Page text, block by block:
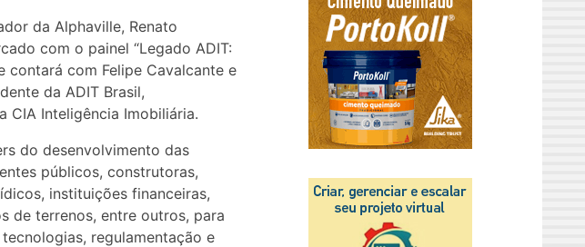
da Alphaville, Renato
com o painel “Legado ADIT:
contará com Felipe Cavalcante e
da ADIT Brasil,
CIA Inteligência Imobiliária.
do desenvolvimento das
públicos, construtoras,
instituições financeiras,
de terrenos, entre outros, para
regulamentação e